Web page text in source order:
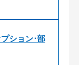
ション･部